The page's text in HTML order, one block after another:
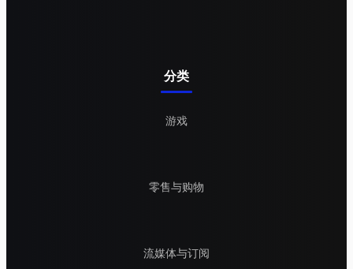
分类
游戏
零售与购物
流媒体与订阅